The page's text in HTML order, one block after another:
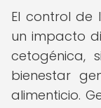
El control de
un impacto
cetogénica,
bienestar
alimenticio.